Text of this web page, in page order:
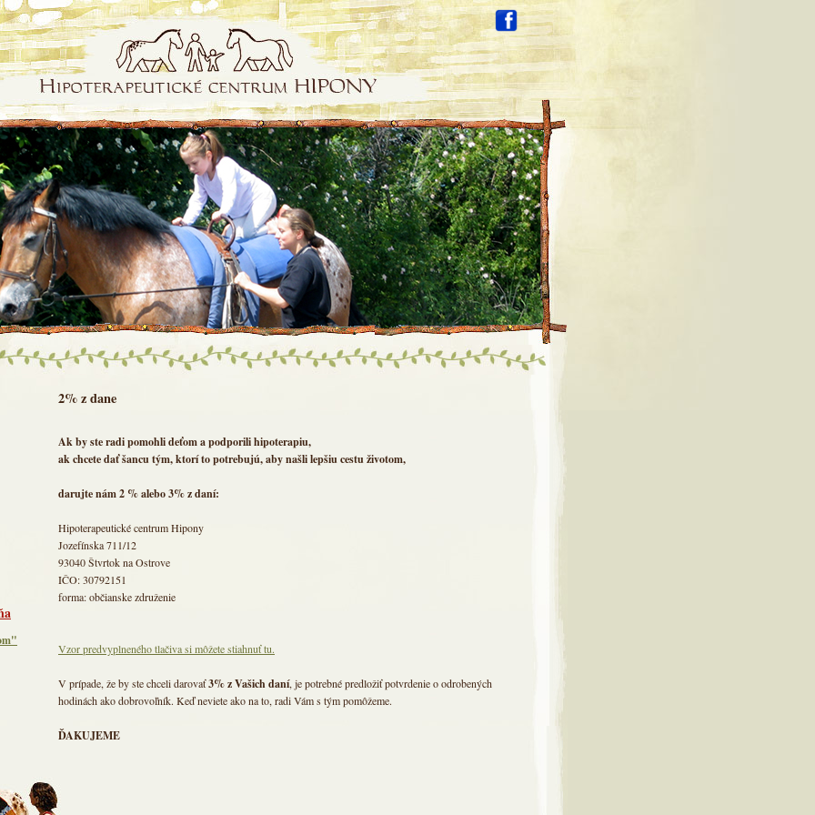
Hipony.sk
2% z dane
Ak by ste radi pomohli deťom a podporili hipoterapiu,
ak chcete dať šancu tým, ktorí to potrebujú, aby našli lepšiu cestu životom,
darujte nám 2 % alebo 3% z daní:
Hipoterapeutické centrum Hipony
Jozefínska 711/12
93040 Štvrtok na Ostrove
IČO: 30792151
forma: občianske združenie
Vzor predvyplneného tlačiva si môžete stiahnuť tu.
V prípade, že by ste chceli darovať3% z Vašich daní, je potrebné predložiť potvrdenie o odrobených
hodinách ako dobrovoľník. Keď neviete ako na to, radi Vám s tým pomôžeme.
ĎAKUJEME